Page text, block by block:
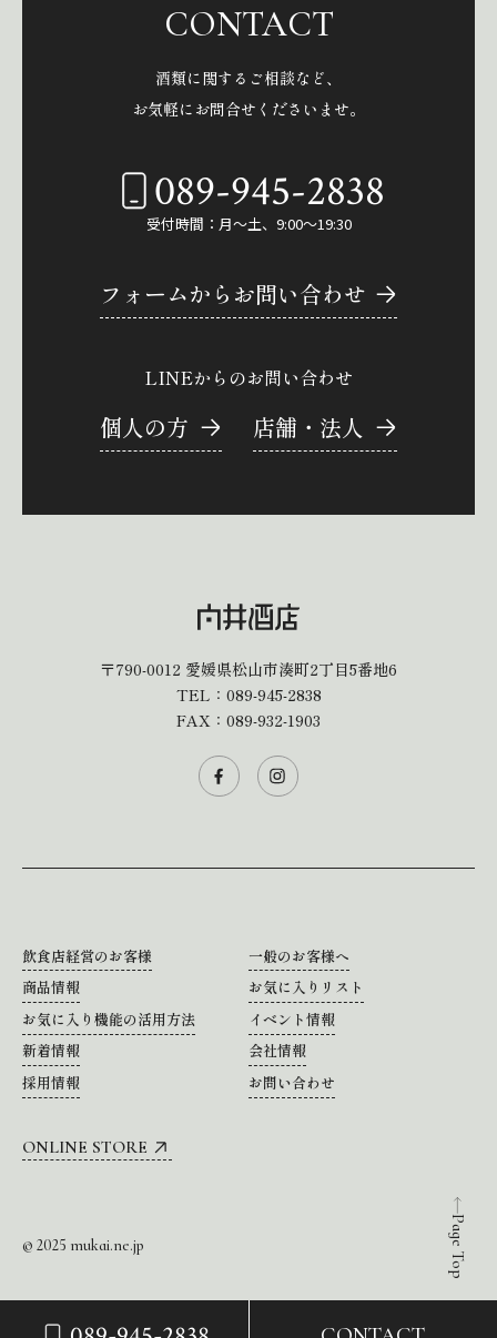
Page Top
CONTACT
酒類に関するご相談など、
お気軽にお問合せくださいませ。
089-945-2838
受付時間：月～土、9:00～19:30
フォームからお問い合わせ
LINEからのお問い合わせ
個人の方 店舗・法人
〒790-0012 愛媛県松山市湊町2丁目5番地6
TEL： 089-945-2838
FAX：089-932-1903
飲食店経営のお客様
一般のお客様へ
商品情報
お気に入りリスト
お気に入り機能の活用方法
イベント情報
新着情報
会社情報
採用情報
お問い合わせ
ONLINE STORE
© 2025 mukai.ne.jp